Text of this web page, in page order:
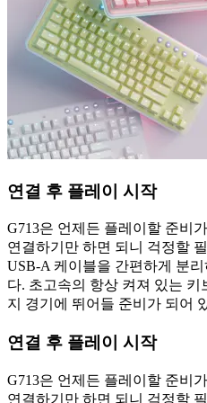
연결 후 플레이 시작
G713은 언제든 플레이할 준비
연결하기만 하면 되니 걱정할
USB-A 케이블을 간편하게 분
다. 초고속의 항상 켜져 있는
지 경기에 뛰어들 준비가 되어
연결 후 플레이 시작
G713은 언제든 플레이할 준비
연결하기만 하면 되니 걱정할